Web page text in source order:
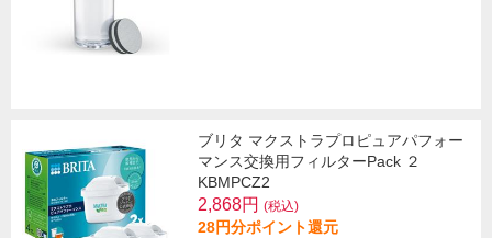
ブリタ マクストラプロピュアパフォー
マンス交換用フィルターPack ２
KBMPCZ2
2,868円 (税込)
28円分ポイント還元